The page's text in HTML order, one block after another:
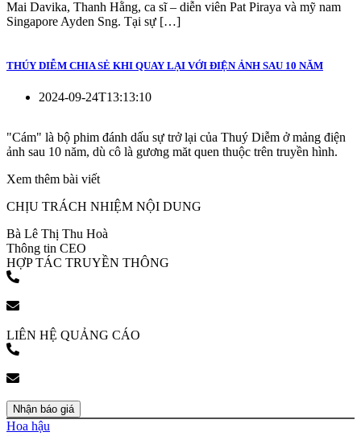
Mai Davika, Thanh Hằng, ca sĩ – diễn viên Pat Piraya và mỹ nam
Singapore Ayden Sng. Tại sự […]
THÚY DIỄM CHIA SẺ KHI QUAY LẠI VỚI ĐIỆN ẢNH SAU 10 NĂM
2024-09-24T13:13:10
"Cám" là bộ phim đánh dấu sự trở lại của Thuý Diễm ở mảng điện
ảnh sau 10 năm, dù cô là gương măt quen thuộc trên truyền hình.
Xem thêm bài viết
CHỊU TRÁCH NHIỆM NỘI DUNG
Bà Lê Thị Thu Hoà
Thông tin CEO
HỢP TÁC TRUYỀN THÔNG
LIÊN HỆ QUẢNG CÁO
Nhận báo giá
Hoa hậu